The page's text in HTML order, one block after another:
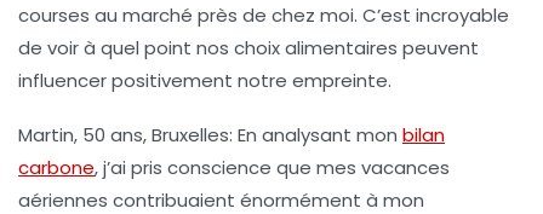
courses au marché près de chez moi. C’est incroyable
de voir à quel point nos choix alimentaires peuvent
influencer positivement notre empreinte.
Martin, 50 ans, Bruxelles: En analysant mon bilan
carbone, j’ai pris conscience que mes vacances
aériennes contribuaient énormément à mon